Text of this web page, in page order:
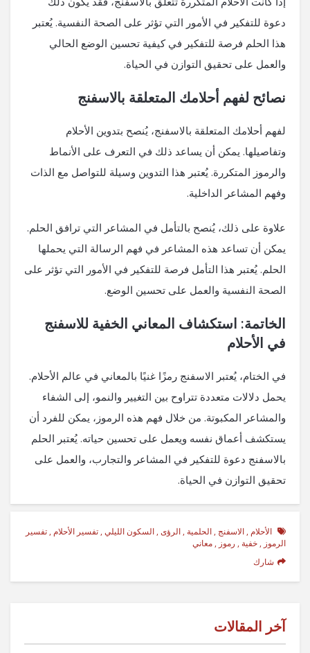
دعوة للتفكير في الأمور التي تؤثر على الصحة النفسية. يُعتبر
هذا الحلم فرصة للتفكير في كيفية تحسين الوضع الحالي
والعمل على تحقيق التوازن في الحياة.
نصائح لفهم أحلامك المتعلقة بالاسفنج
لفهم أحلامك المتعلقة بالاسفنج، يُنصح بتدوين الأحلام
وتفاصيلها. يمكن أن يساعد ذلك في التعرف على الأنماط
والرموز المتكررة. يُعتبر هذا التدوين وسيلة للتواصل مع الذات
وفهم المشاعر الداخلية.
علاوة على ذلك، يُنصح بالتأمل في المشاعر التي ترافق الحلم.
يمكن أن تساعد هذه المشاعر في فهم الرسالة التي يحملها
الحلم. يُعتبر هذا التأمل فرصة للتفكير في الأمور التي تؤثر على
الصحة النفسية والعمل على تحسين الوضع.
الخاتمة: استكشاف المعاني الخفية للاسفنج
في الأحلام
في الختام، يُعتبر الاسفنج رمزًا غنيًا بالمعاني في عالم الأحلام.
يحمل دلالات متعددة تتراوح بين التغيير والنمو، إلى الشفاء
والمشاعر المكبوتة. من خلال فهم هذه الرموز، يمكن للفرد أن
يستكشف أعماق نفسه ويعمل على تحسين حياته. يُعتبر الحلم
بالاسفنج دعوة للتفكير في المشاعر والتجارب، والعمل على
تحقيق التوازن في الحياة.
الأحلام , الاسفنج , الحلمية , الرؤى , السكون الليلي , تفسير الأحلام , تفسير
الرموز , خفية , رموز , معاني
شارك
آخر المقالات